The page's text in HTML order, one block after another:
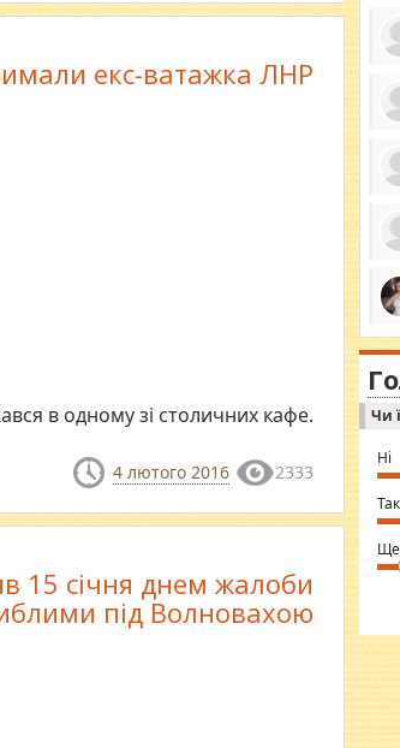
екс-ватажка ЛНР
в одному зі столичних кафе.
4 лютого 2016 2333
15 січня днем жалоби
під Волновахою
за
ми
in
⇒
Чи
Ні
Так
Ще